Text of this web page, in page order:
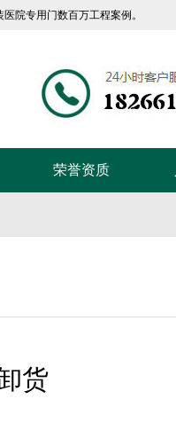
院专用门数百万工程案例。
荣誉资质
货